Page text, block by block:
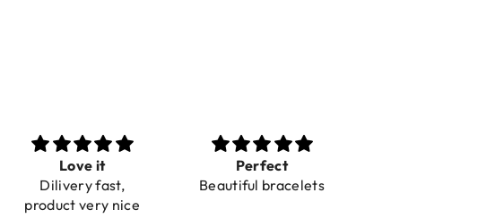
Love it
Dilivery fast,
product very nice
Perfect
Beautiful bracelets